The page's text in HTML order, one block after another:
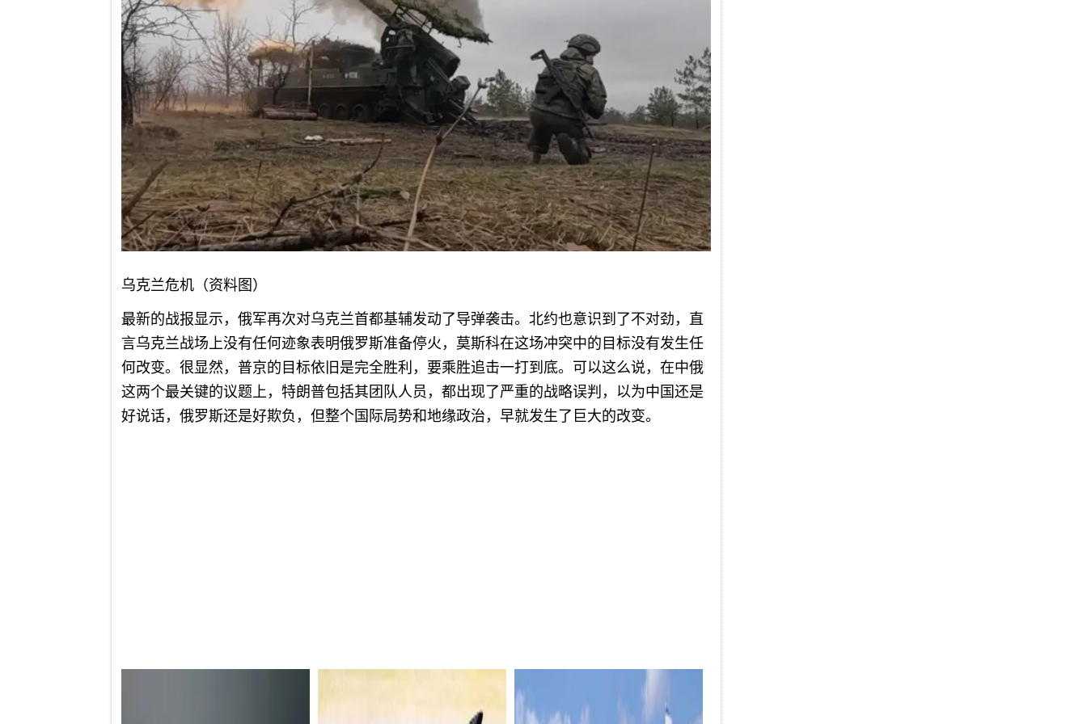
乌克兰危机（资料图）
最新的战报显示，俄军再次对乌克兰首都基辅发动了导弹袭击。北约也意识到了不对劲，直
言乌克兰战场上没有任何迹象表明俄罗斯准备停火，莫斯科在这场冲突中的目标没有发生任
何改变。很显然，普京的目标依旧是完全胜利，要乘胜追击一打到底。可以这么说，在中俄
这两个最关键的议题上，特朗普包括其团队人员，都出现了严重的战略误判，以为中国还是
好说话，俄罗斯还是好欺负，但整个国际局势和地缘政治，早就发生了巨大的改变。